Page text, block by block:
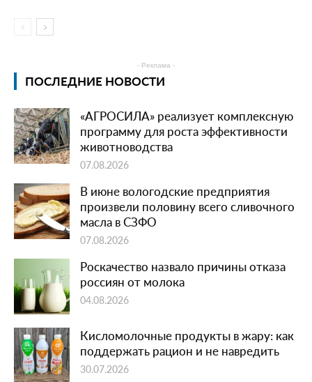
- Реклама -
ПОСЛЕДНИЕ НОВОСТИ
«АГРОСИЛА» реализует комплексную
программу для роста эффективности
животноводства
07.08.2026
В июне вологодские предприятия
произвели половину всего сливочного
масла в СЗФО
07.08.2026
Роскачество назвало причины отказа
россиян от молока
04.08.2026
Кисломолочные продукты в жару: как
поддержать рацион и не навредить
30.07.2026